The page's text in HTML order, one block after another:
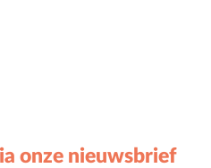
onze nieuwsbrief